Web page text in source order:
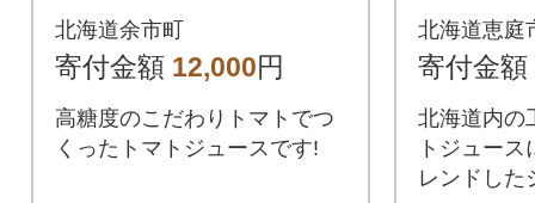
本セット 100% 北海
道_Y026-0007
北海道余市町
寄付金額 12,000円
高糖度のこだわりトマトでつ
くったトマトジュースです!
ストレ
60g×20
北海道恵庭
寄付金額
北海道内の
トジュー
レンドした